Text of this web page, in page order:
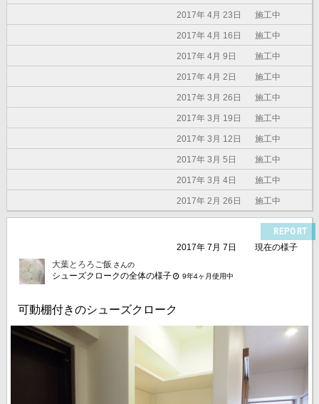
2017年 4月 23日 施工中
2017年 4月 16日 施工中
2017年 4月 9日 施工中
2017年 4月 2日 施工中
2017年 3月 26日 施工中
2017年 3月 19日 施工中
2017年 3月 12日 施工中
2017年 3月 5日 施工中
2017年 3月 4日 施工中
2017年 2月 26日 施工中
REPORT
2017年 7月 7日
現在の様子
大葉とろろご飯 さんの
シューズクロークの全体の様子 9年4ヶ月使用中
可動棚付きのシューズクローク